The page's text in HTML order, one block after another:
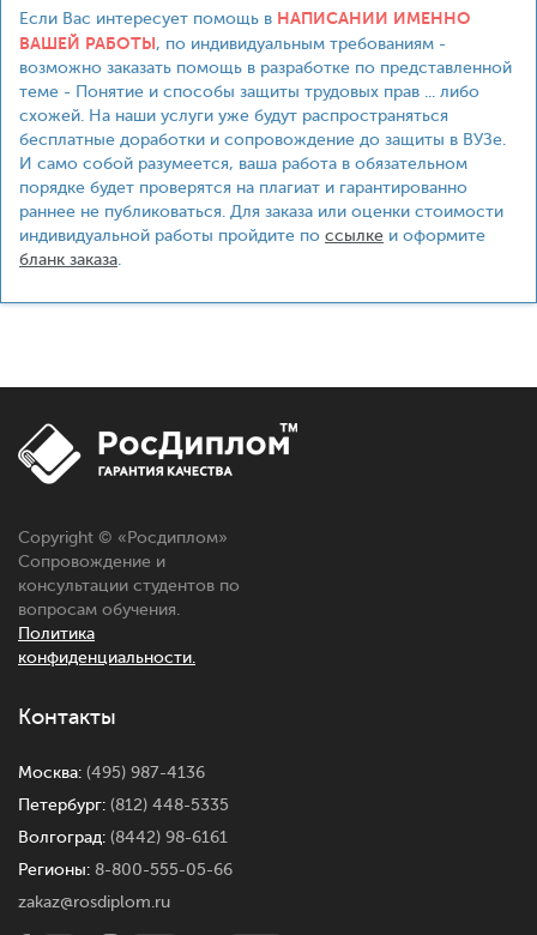
Если Вас интересует помощь в НАПИСАНИИ ИМЕННО
ВАШЕЙ РАБОТЫ, по индивидуальным требованиям -
возможно заказать помощь в разработке по представленной
теме - Понятие и способы защиты трудовых прав ... либо
схожей. На наши услуги уже будут распространяться
бесплатные доработки и сопровождение до защиты в ВУЗе.
И само собой разумеется, ваша работа в обязательном
порядке будет проверятся на плагиат и гарантированно
раннее не публиковаться. Для заказа или оценки стоимости
индивидуальной работы пройдите по ссылке и оформите
бланк заказа
Copyright © «Росдиплом»
Сопровождение и
консультации студентов по
вопросам обучения.
Политика
конфиденциальности.
Контакты
Москва: (495) 987-4136
Петербург: (812) 448-5335
Волгоград: (8442) 98-6161
Регионы: 8-800-555-05-66
zakaz@rosdiplom.ru